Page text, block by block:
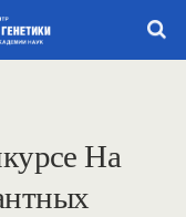
На